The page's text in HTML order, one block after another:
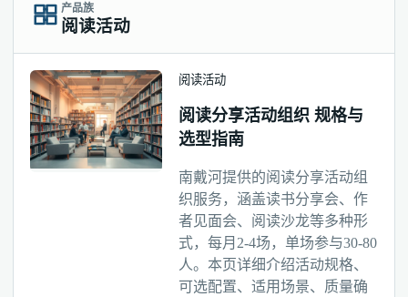
产品族
阅读活动
阅读活动
阅读分享活动组织 规格与
选型指南
南戴河提供的阅读分享活动组
织服务，涵盖读书分享会、作
者见面会、阅读沙龙等多种形
式，每月2-4场，单场参与30-80
人。本页详细介绍活动规格、
可选配置、适用场景、质量确